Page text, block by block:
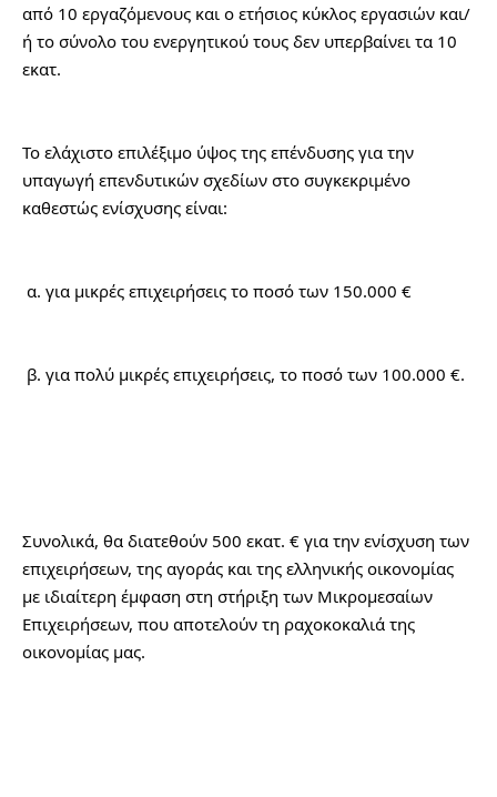
από 10 εργαζόμενους και ο ετήσιος κύκλος εργασιών και/
ή το σύνολο του ενεργητικού τους δεν υπερβαίνει τα 10
εκατ.
Το ελάχιστο επιλέξιμο ύψος της επένδυσης για την
υπαγωγή επενδυτικών σχεδίων στο συγκεκριμένο
καθεστώς ενίσχυσης είναι:
α. για μικρές επιχειρήσεις το ποσό των 150.000 €
β. για πολύ μικρές επιχειρήσεις, το ποσό των 100.000 €.
Συνολικά, θα διατεθούν 500 εκατ. € για την ενίσχυση των
επιχειρήσεων, της αγοράς και της ελληνικής οικονομίας
με ιδιαίτερη έμφαση στη στήριξη των Μικρομεσαίων
Επιχειρήσεων, που αποτελούν τη ραχοκοκαλιά της
οικονομίας μας.